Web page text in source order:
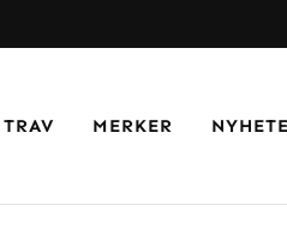
TRAV MERKER